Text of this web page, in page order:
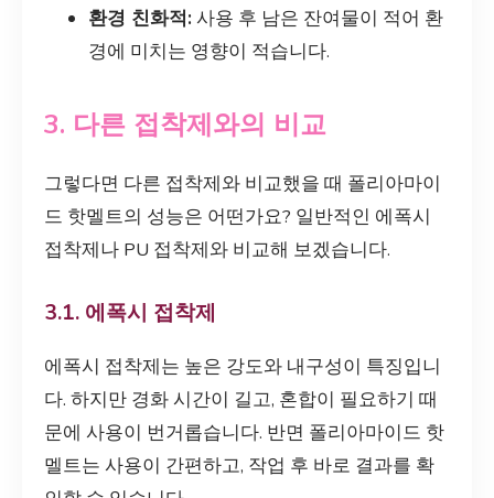
환경 친화적: 사용 후 남은 잔여물이 적어 환
경에 미치는 영향이 적습니다.
3. 다른 접착제와의 비교
그렇다면 다른 접착제와 비교했을 때 폴리아마이
드 핫멜트의 성능은 어떤가요? 일반적인 에폭시
접착제나 PU 접착제와 비교해 보겠습니다.
3.1. 에폭시 접착제
에폭시 접착제는 높은 강도와 내구성이 특징입니
다. 하지만 경화 시간이 길고, 혼합이 필요하기 때
문에 사용이 번거롭습니다. 반면 폴리아마이드 핫
멜트는 사용이 간편하고, 작업 후 바로 결과를 확